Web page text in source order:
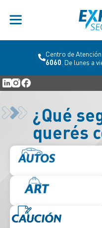
Centro de
6060 . De lunes a
¿Qué
querés